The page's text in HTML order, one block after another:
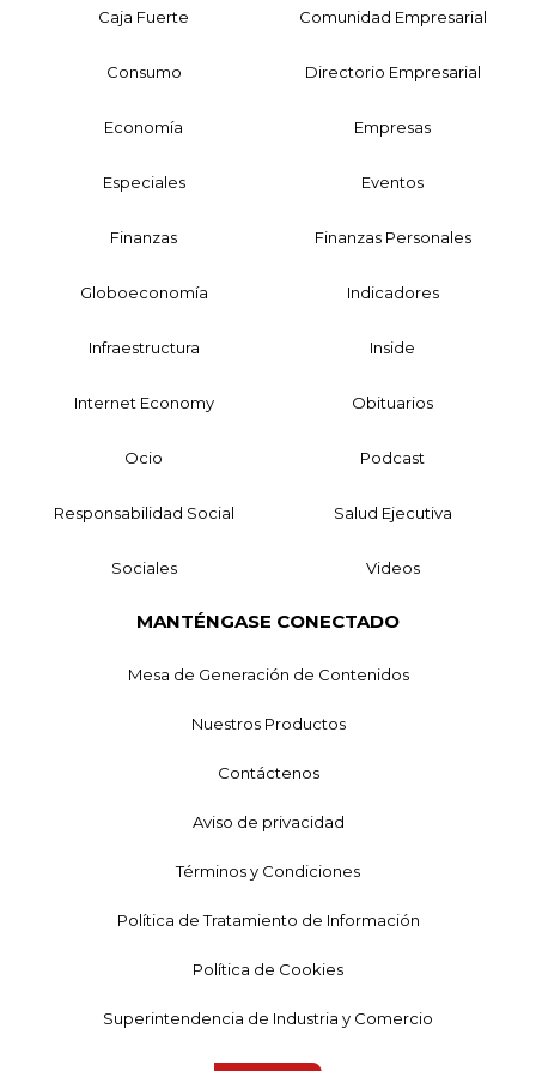
Caja Fuerte Comunidad Empresarial
Consumo Directorio Empresarial
Economía Empresas
Especiales Eventos
Finanzas Finanzas Personales
Globoeconomía Indicadores
Infraestructura Inside
Internet Economy Obituarios
Ocio Podcast
Responsabilidad Social Salud Ejecutiva
Sociales Videos
MANTÉNGASE CONECTADO
Mesa de Generación de Contenidos
Nuestros Productos
Contáctenos
Aviso de privacidad
Términos y Condiciones
Política de Tratamiento de Información
Política de Cookies
Superintendencia de Industria y Comercio